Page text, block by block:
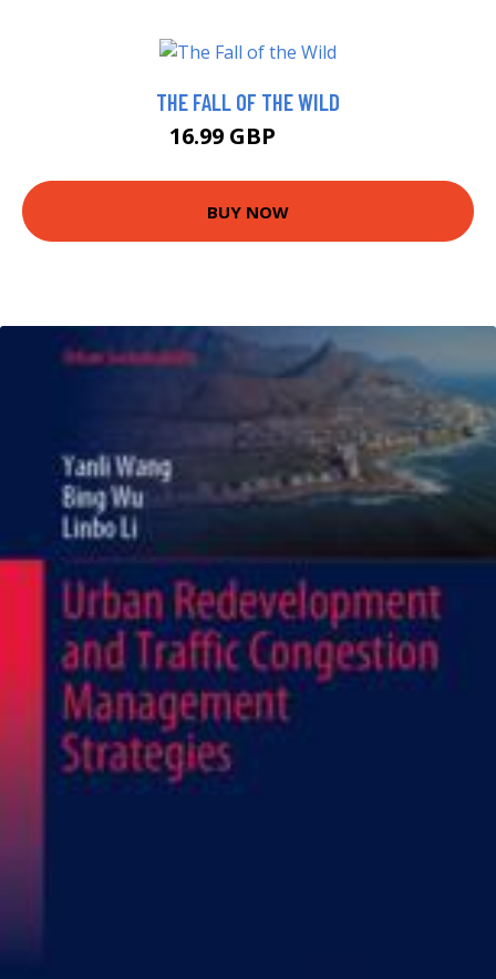
THE FALL OF THE WILD
16.99 GBP
BUY NOW